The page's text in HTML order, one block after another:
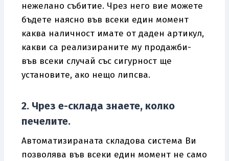
нежелано събитие. Чрез него вие можете
бъдете наясно във всеки един момент
каква наличност имате от даден артикул,
какви са реализираните му продажби-
във всеки случай със сигурност ще
установите, ако нещо липсва.
2. Чрез е-склада знаете, колко
печелите.
Автоматизираната складова система Ви
позволява във всеки един момент не само